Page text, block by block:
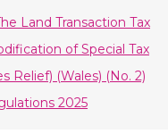
Land Transaction Tax
of Special Tax
Relief) (Wales) (No. 2)
2025